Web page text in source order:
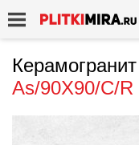
Керамогранит
As/90X90/C/R